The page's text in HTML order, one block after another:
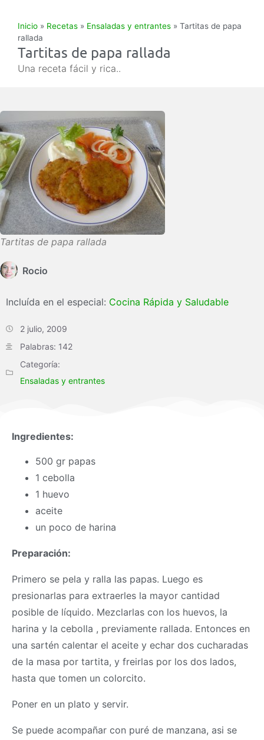
Inicio » Recetas » Ensaladas y entrantes » Tartitas de papa
rallada
Tartitas de papa rallada
Una receta fácil y rica..
Tartitas de papa rallada
Rocio
Incluída en el especial: Cocina Rápida y Saludable
2 julio, 2009
Palabras: 142
Categoría:
Ensaladas y entrantes
Ingredientes:
500 gr papas
1 cebolla
1 huevo
aceite
un poco de harina
Preparación:
Primero se pela y ralla las papas. Luego es
presionarlas para extraerles la mayor cantidad
posible de líquido. Mezclarlas con los huevos, la
harina y la cebolla , previamente rallada. Entonces en
una sartén calentar el aceite y echar dos cucharadas
de la masa por tartita, y freirlas por los dos lados,
hasta que tomen un colorcito.
Poner en un plato y servir.
Se puede acompañar con puré de manzana, asi se